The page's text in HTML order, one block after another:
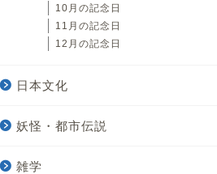
10月の記念日
11月の記念日
12月の記念日
日本文化
妖怪・都市伝説
雑学